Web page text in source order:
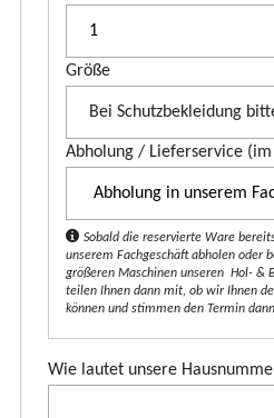
d
t
Größe
Abholung / Lieferservice
Sobald die reservierte Ware
unserem Fachgeschäft abholen oder
größeren Maschinen unseren Hol- &
teilen Ihnen dann mit, ob wir Ihnen
können und stimmen den Termin
Wie lautet unsere